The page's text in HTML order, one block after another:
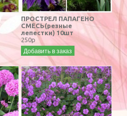
ПРОСТРЕЛ ПАПАГЕНО
СМЕСЬ(резные
лепестки) 10шт
250р
Добавить в заказ